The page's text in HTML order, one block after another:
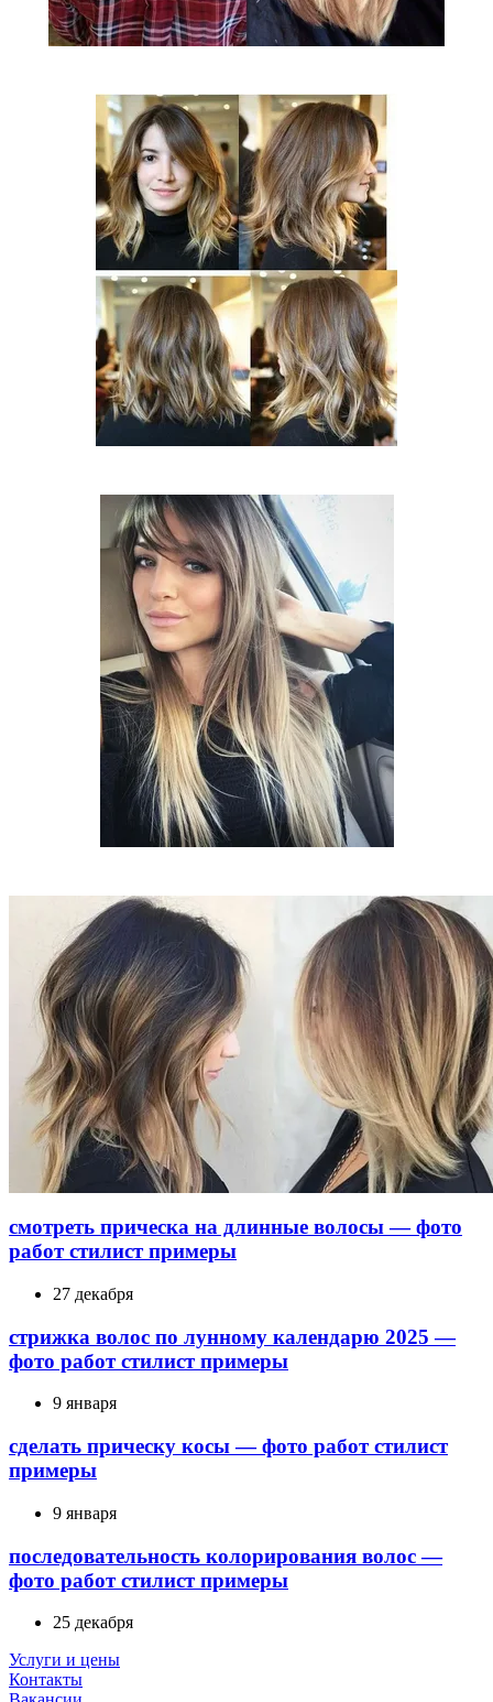
смотреть прическа на длинные волосы — фото
работ стилист примеры
27 декабря
стрижка волос по лунному календарю 2025 —
фото работ стилист примеры
9 января
сделать прическу косы — фото работ стилист
примеры
9 января
последовательность колорирования волос —
фото работ стилист примеры
25 декабря
Услуги и цены
Контакты